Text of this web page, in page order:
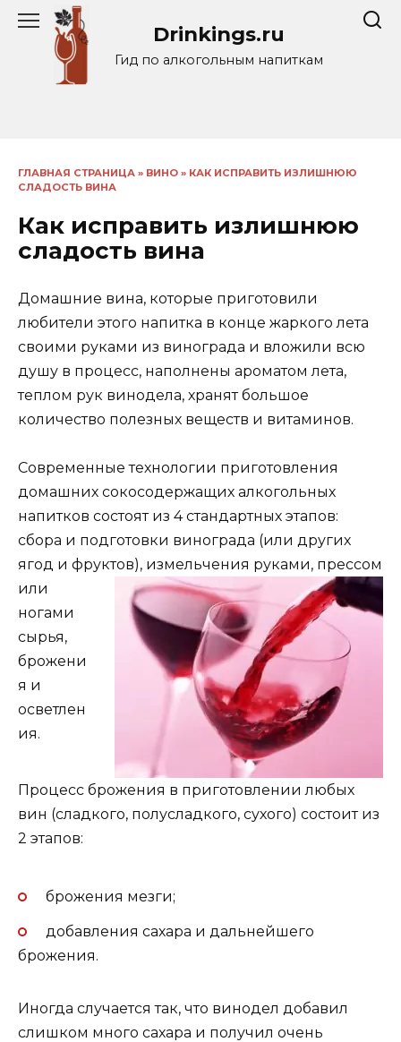
Перейти
содержанию
Drinkings.ru
Гид по алкогольным напиткам
ГЛАВНАЯ СТРАНИЦА » ВИНО » КАК ИСПРАВИТЬ ИЗЛИШНЮЮ
СЛАДОСТЬ ВИНА
Как исправить излишнюю
сладость вина
Домашние вина, которые приготовили
любители этого напитка в конце жаркого лета
своими руками из винограда и вложили всю
душу в процесс, наполнены ароматом лета,
теплом рук винодела, хранят большое
количество полезных веществ и витаминов.
Современные технологии приготовления
домашних сокосодержащих алкогольных
напитков состоят из 4 стандартных этапов:
сбора и подготовки винограда (или других
ягод и фруктов), измельчения руками, прессом
или
ногами
сырья,
брожени
я и
осветлен
ия.
Процесс брожения в приготовлении любых
вин (сладкого, полусладкого, сухого) состоит из
2 этапов:
брожения мезги;
добавления сахара и дальнейшего
брожения.
Иногда случается так, что винодел добавил
слишком много сахара и получил очень